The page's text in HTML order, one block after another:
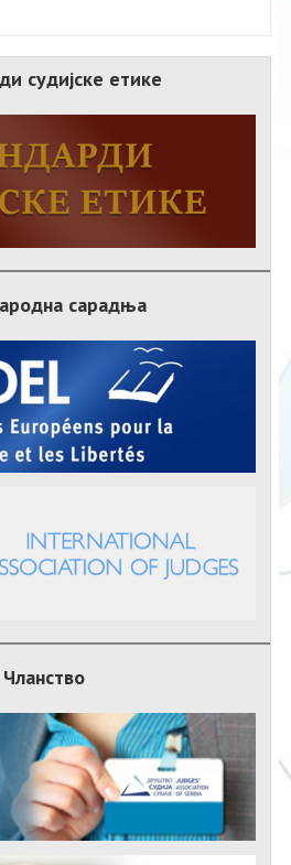
судијске етике
сарадња
Чланство